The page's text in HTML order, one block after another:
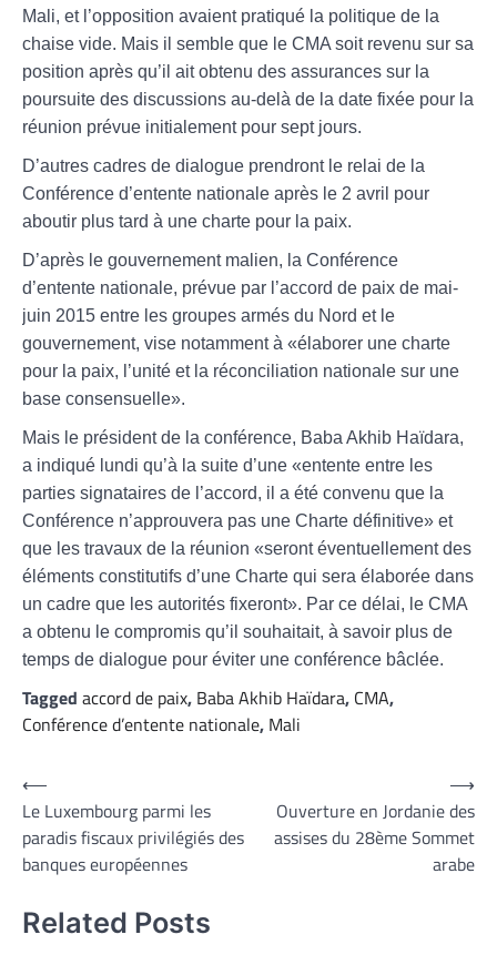
Mali, et l’opposition avaient pratiqué la politique de la
chaise vide. Mais il semble que le CMA soit revenu sur sa
position après qu’il ait obtenu des assurances sur la
poursuite des discussions au-delà de la date fixée pour la
réunion prévue initialement pour sept jours.
D’autres cadres de dialogue prendront le relai de la
Conférence d’entente nationale après le 2 avril pour
aboutir plus tard à une charte pour la paix.
D’après le gouvernement malien, la Conférence
d’entente nationale, prévue par l’accord de paix de mai-
juin 2015 entre les groupes armés du Nord et le
gouvernement, vise notamment à «élaborer une charte
pour la paix, l’unité et la réconciliation nationale sur une
base consensuelle».
Mais le président de la conférence, Baba Akhib Haïdara,
a indiqué lundi qu’à la suite d’une «entente entre les
parties signataires de l’accord, il a été convenu que la
Conférence n’approuvera pas une Charte définitive» et
que les travaux de la réunion «seront éventuellement des
éléments constitutifs d’une Charte qui sera élaborée dans
un cadre que les autorités fixeront». Par ce délai, le CMA
a obtenu le compromis qu’il souhaitait, à savoir plus de
temps de dialogue pour éviter une conférence bâclée.
Tagged accord de paix, Baba Akhib Haïdara, CMA,
Conférence d’entente nationale, Mali
Navigation
de
l’article
⟵
Le Luxembourg parmi les
paradis fiscaux privilégiés des
banques européennes
Ouverture en Jordanie des
assises du 28ème Sommet
arabe
⟶
Related Posts